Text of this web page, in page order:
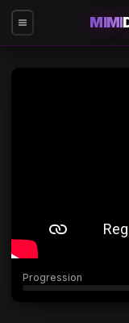
MIMI
Progression